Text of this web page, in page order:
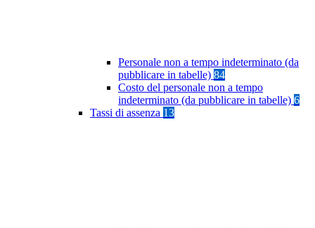
Personale non a tempo indeterminato (da
pubblicare in tabelle) 84
Costo del personale non a tempo
indeterminato (da pubblicare in tabelle) 6
Tassi di assenza 13